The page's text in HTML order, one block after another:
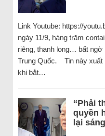
Link Youtube: https://
ngày 11/9, hàng trăm
riêng, thanh long… bất ngờ
Trung Quốc. Tin này xuất
khi bắt…
“Phải
quyền
lại